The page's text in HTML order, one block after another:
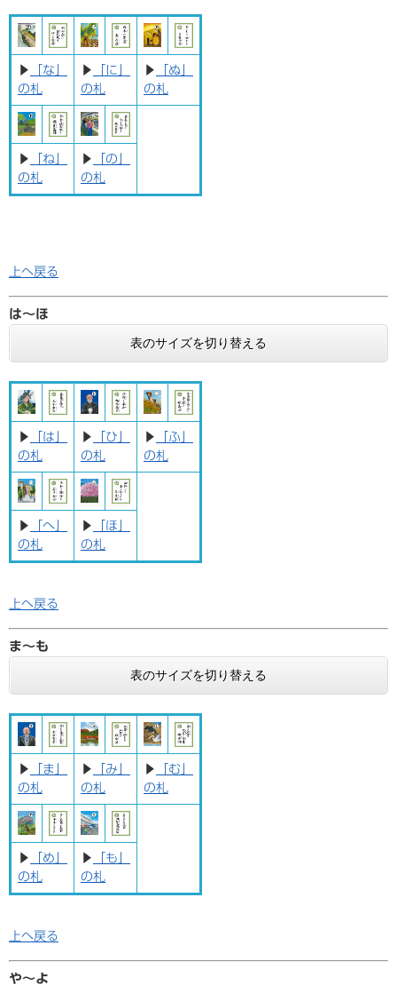
▶
「な」
の札
▶
「に」
の札
▶
「ぬ」
の札
▶
「ね」
の札
▶
「の」
の札
上へ戻る
は〜ほ
表のサイズを切り替える
▶
「は」
の札
▶
「ひ」
の札
▶
「ふ」
の札
▶
「へ」
の札
▶
「ほ」
の札
上へ戻る
ま〜も
表のサイズを切り替える
▶
「ま」
の札
▶
「み」
の札
▶
「む」
の札
▶
「め」
の札
▶
「も」
の札
上へ戻る
や〜よ